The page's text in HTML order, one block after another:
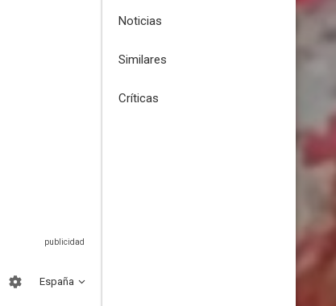
España
Noticias
Similares
Críticas